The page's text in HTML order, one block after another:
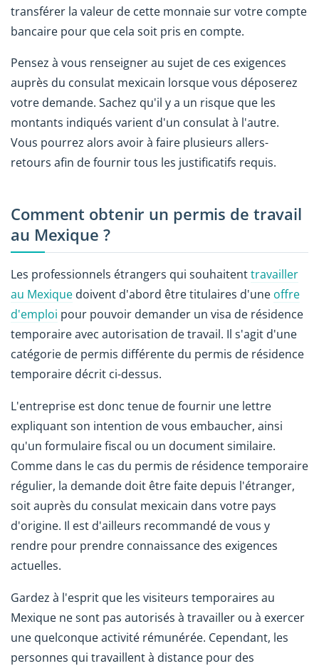
transférer la valeur de cette monnaie sur votre compte
bancaire pour que cela soit pris en compte.
Pensez à vous renseigner au sujet de ces exigences
auprès du consulat mexicain lorsque vous déposerez
votre demande. Sachez qu'il y a un risque que les
montants indiqués varient d'un consulat à l'autre.
Vous pourrez alors avoir à faire plusieurs allers-
retours afin de fournir tous les justificatifs requis.
Comment obtenir un permis de travail
au Mexique ?
Les professionnels étrangers qui souhaitenttravailler
au Mexique doivent d'abord être titulaires d'une offre
d'emploi pour pouvoir demander un visa de résidence
temporaire avec autorisation de travail. Il s'agit d'une
catégorie de permis différente du permis de résidence
temporaire décrit ci-dessus.
L'entreprise est donc tenue de fournir une lettre
expliquant son intention de vous embaucher, ainsi
qu'un formulaire fiscal ou un document similaire.
Comme dans le cas du permis de résidence temporaire
régulier, la demande doit être faite depuis l'étranger,
soit auprès du consulat mexicain dans votre pays
d'origine. Il est d'ailleurs recommandé de vous y
rendre pour prendre connaissance des exigences
actuelles.
Gardez à l'esprit que les visiteurs temporaires au
Mexique ne sont pas autorisés à travailler ou à exercer
une quelconque activité rémunérée. Cependant, les
personnes qui travaillent à distance pour des